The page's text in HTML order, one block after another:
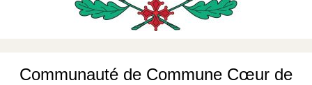
Communauté de Commune Cœur de